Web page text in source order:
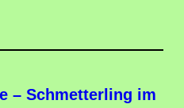
– Schmetterling im